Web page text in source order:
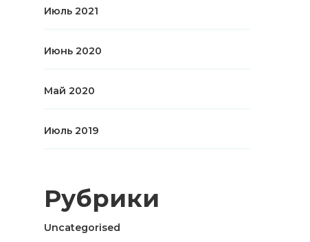
Июль 2021
Июнь 2020
Май 2020
Июль 2019
Рубрики
Uncategorised